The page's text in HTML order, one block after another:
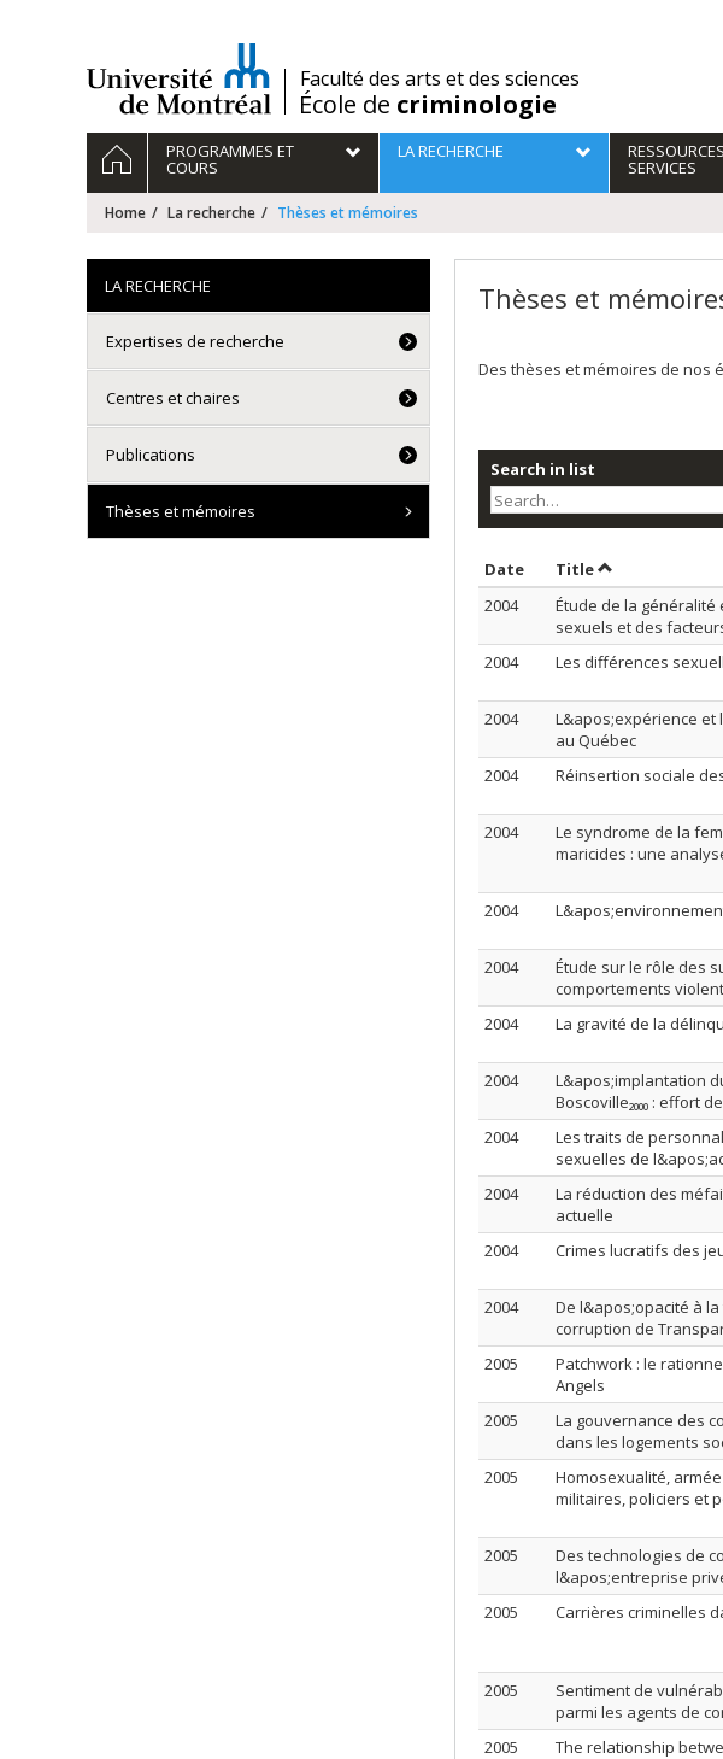
/Faculté des arts et des sciences
École de criminologie
Navigation
principale
HOMEPROGRAMMES ET
COURS
LA RECHERCHE
SERVICES
Home La recherche Thèses et mémoires
Thèses et
Des thèses et mémoires de nos
Search in list
Date Sort by date in
TitleSort by title in
2004
Étude de la
sexuels et des
2004
Les différences
2004
L&apos;expérience
au Québec
2004 Réinsertion sociale
2004
Le syndrome de la
maricides : une
2004
2004
Étude sur le rôle des
comportements
2004 La gravité de la
2004
L&apos;implantation
Boscoville₂₀₀₀ : effort
2004
Les traits de
sexuelles de
2004
La réduction des
actuelle
2004 Crimes lucratifs des
2004
De l&apos;opacité à
corruption de
2005
Patchwork : le
Angels
2005
La gouvernance des
dans les logements
2005
Homosexualité,
militaires, policiers et
2005
Des technologies de
l&apos;entreprise
2005 Carrières criminelles
2005
Sentiment de
parmi les agents de
2005 The relationship
LA RECHERCHE
Expertises de recherche
Centres et chaires
Publications
Thèses et mémoires